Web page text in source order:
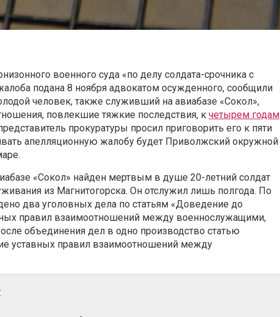
военного суда «по делу солдата-срочника с
подана 8 ноября адвокатом осужденного, сообщили
человек, также служивший на авиабазе «Сокол»,
повлекшие тяжкие последствия, к четырем годам
прокуратуры просил приговорить его к пяти
апелляционную жалобу будет Приволжский окружной
«Сокол» найден мертвым в душе 20-летний солдат
из Магнитогорска. Он отслужил лишь полгода. По
два уголовных дела по статьям «Доведение до
правил взаимоотношений между военнослужащими,
объединения дел в одно производство статью
уставных правил взаимоотношений между